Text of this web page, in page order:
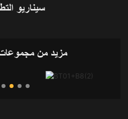
سيناريو
مزيد من مجموعات